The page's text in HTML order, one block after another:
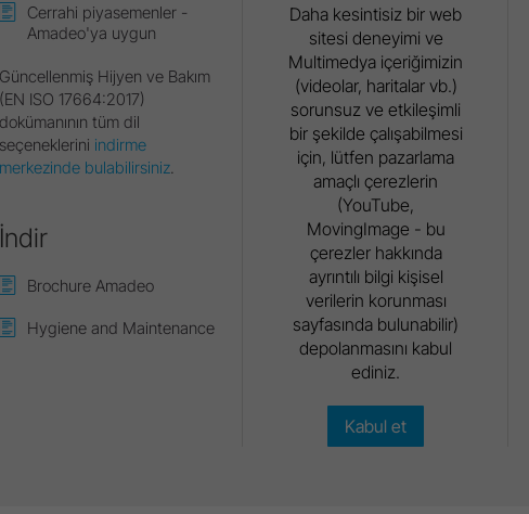
Cerrahi piyasemenler -
Amadeo'ya uygun
Güncellenmiş Hijyen ve Bakım
(EN ISO 17664:2017)
dokümanının tüm dil
seçeneklerini indirme
merkezinde bulabilirsiniz
İndir
Brochure Amadeo
Hygiene and Maintenance
Daha kesintisiz bir web
sitesi deneyimi ve
Multimedya içeriğimizin
(videolar, haritalar vb.)
sorunsuz ve etkileşimli
bir şekilde çalışabilmesi
için, lütfen pazarlama
amaçlı çerezlerin
(YouTube,
MovingImage - bu
çerezler hakkında
ayrıntılı bilgi kişisel
verilerin korunması
sayfasında bulunabilir)
depolanmasını kabul
ediniz.
Kabul et